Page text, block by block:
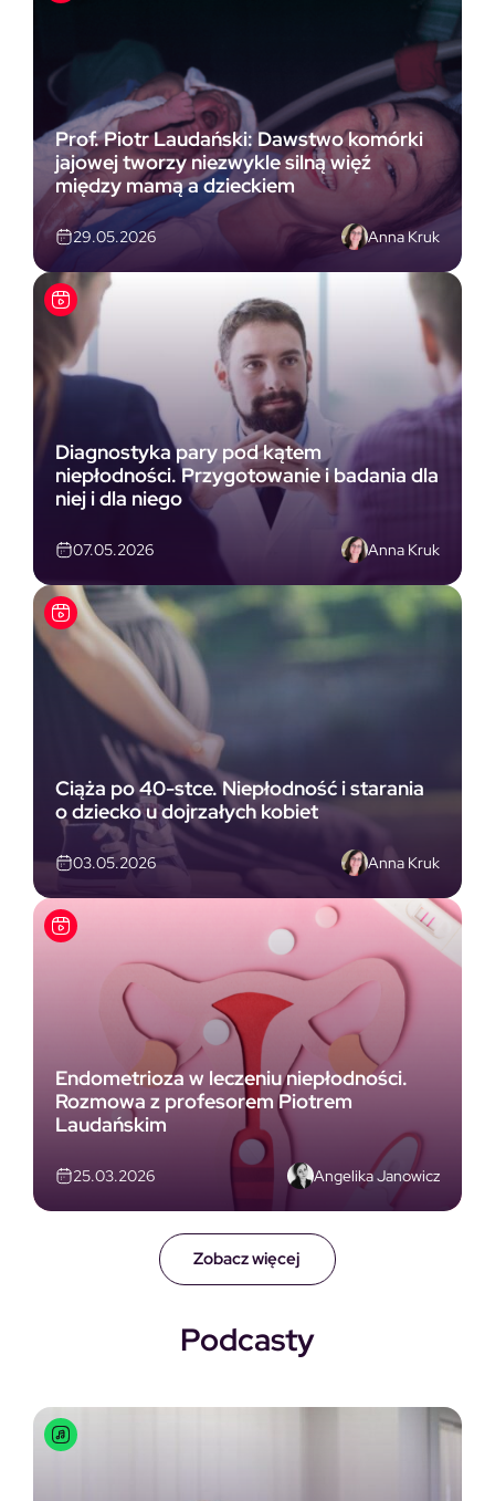
Zobacz więcej
Prof. Piotr Laudański: Dawstwo komórki
jajowej tworzy niezwykle silną więź
między mamą a dzieckiem
29.05.2026 Anna Kruk
Diagnostyka pary pod kątem
niepłodności. Przygotowanie i badania dla
niej i dla niego
07.05.2026 Anna Kruk
Ciąża po 40-stce. Niepłodność i starania
o dziecko u dojrzałych kobiet
03.05.2026 Anna Kruk
Endometrioza w leczeniu niepłodności.
Rozmowa z profesorem Piotrem
Laudańskim
25.03.2026 Angelika Janowicz
Podcasty